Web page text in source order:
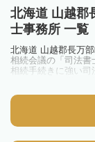
北海道 山越郡
士事務所 一覧
北海道 山越郡長万
相続会議の「司法
相続手続きに強い
トラブルやお悩み